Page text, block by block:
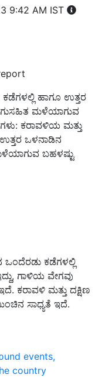
events,
country
9:42 AM IST
ಹಾಗೂ ಉತ್ತರ
ಮಳೆಯಾಗುವ
ಕರಾವಳಿಯ ಮತ್ತು
ಒಳನಾಡಿನ
ಬಹಳಷ್ಟು
ಕಡೆಗಳಲ್ಲಿ
ಗಾಳಿಯ ವೇಗವು
ಕರಾವಳಿ ಮತ್ತು ದಕ್ಷಿಣ
ಸಾಧ್ಯತೆ ಇದೆ.